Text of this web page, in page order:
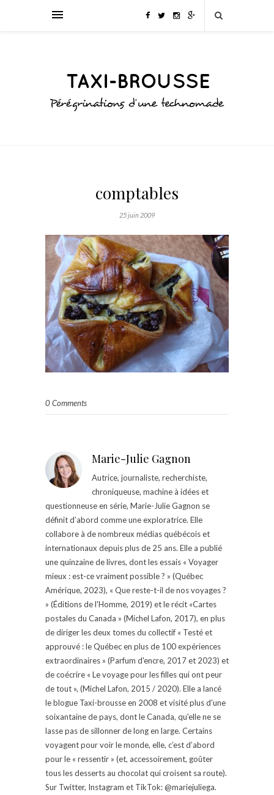
comptables
25 juin 2009
0 Comments
Marie-Julie Gagnon
Autrice, journaliste, recherchiste,
chroniqueuse, machine à idées et
questionneuse en série, Marie-Julie Gagnon se
définit d’abord comme une exploratrice. Elle
collabore à de nombreux médias québécois et
internationaux depuis plus de 25 ans. Elle a publié
une quinzaine de livres, dont les essais « Voyager
mieux : est-ce vraiment possible ? » (Québec
Amérique, 2023), « Que reste-t-il de nos voyages ?
» (Éditions de l'Homme, 2019) et le récit «Cartes
postales du Canada » (Michel Lafon, 2017), en plus
de diriger les deux tomes du collectif « Testé et
approuvé : le Québec en plus de 100 expériences
extraordinaires » (Parfum d'encre, 2017 et 2023) et
de coécrire « Le voyage pour les filles qui ont peur
de tout », (Michel Lafon, 2015 / 2020). Elle a lancé
le blogue Taxi-brousse en 2008 et visité plus d'une
soixantaine de pays, dont le Canada, qu'elle ne se
lasse pas de sillonner de long en large. Certains
voyagent pour voir le monde, elle, c’est d’abord
pour le « ressentir » (et, accessoirement, goûter
tous les desserts au chocolat qui croisent sa route).
Sur Twitter, Instagram et TikTok: @mariejuliega.